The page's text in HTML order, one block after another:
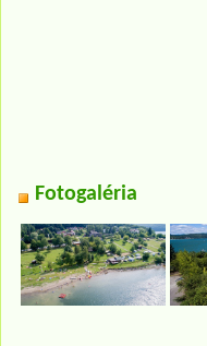
Fotogaléria